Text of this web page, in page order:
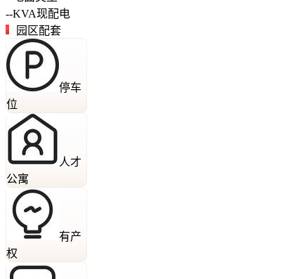
--KVA现配电
园区配套
停车
位
人才
公寓
有产
权